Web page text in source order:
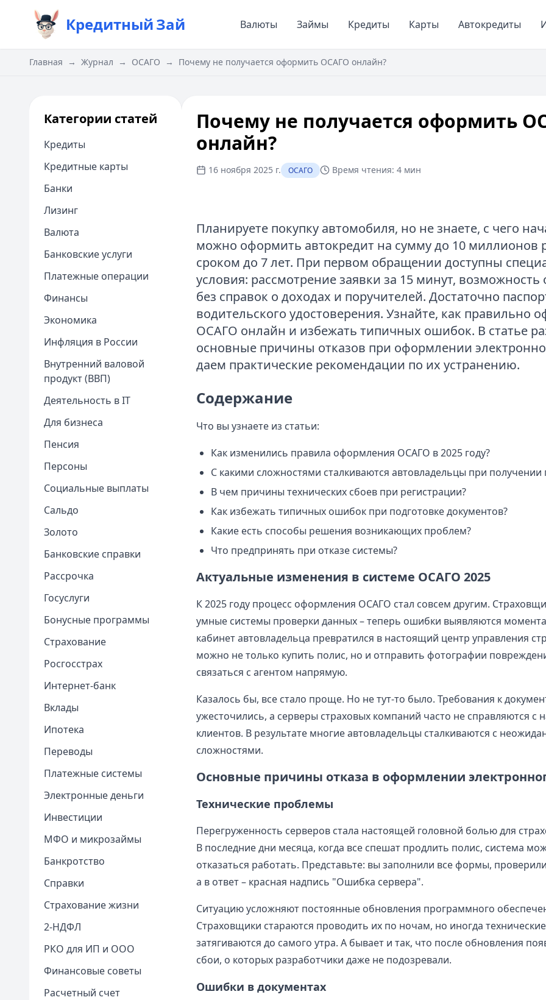
КредитныйЗай Валюты Займы Кредиты Карты Автокредиты
Главная → Журнал → ОСАГО → Почему не получается оформить ОСАГО онлайн?
Категории статей
Кредиты
Кредитные карты
Банки
Лизинг
Валюта
Банковские услуги
Платежные операции
Финансы
Экономика
Инфляция в России
Внутренний валовой
продукт (ВВП)
Деятельность в IT
Для бизнеса
Пенсия
Персоны
Социальные выплаты
Сальдо
Золото
Банковские справки
Рассрочка
Госуслуги
Бонусные программы
Страхование
Росгосстрах
Интернет-банк
Вклады
Ипотека
Переводы
Платежные системы
Электронные деньги
Инвестиции
МФО и микрозаймы
Банкротство
Справки
Страхование жизни
2-НДФЛ
РКО для ИП и ООО
Финансовые советы
Расчетный счет
Почему не получается оформить
онлайн?
16 ноября 2025 г. ОСАГО Время чтения: 4 мин
Планируете покупку автомобиля, но не знаете, с чего
можно оформить автокредит на сумму до 10 миллионов
сроком до 7 лет. При первом обращении доступны
условия: рассмотрение заявки за 15 минут,
без справок о доходах и поручителей. Достаточно
водительского удостоверения. Узнайте, как правильно
ОСАГО онлайн и избежать типичных ошибок. В статье
основные причины отказов при оформлении
даем практические рекомендации по их устранению.
Содержание
Что вы узнаете из статьи:
Как изменились правила оформления ОСАГО в 2025 году?
С какими сложностями сталкиваются автовладельцы при получении
В чем причины технических сбоев при регистрации?
Как избежать типичных ошибок при подготовке документов?
Какие есть способы решения возникающих проблем?
Что предпринять при отказе системы?
Актуальные изменения в системе ОСАГО 2025
К 2025 году процесс оформления ОСАГО стал совсем другим.
умные системы проверки данных – теперь ошибки выявляются
кабинет автовладельца превратился в настоящий центр управления
можно не только купить полис, но и отправить фотографии
связаться с агентом напрямую.
Казалось бы, все стало проще. Но не тут-то было. Требования к
ужесточились, а серверы страховых компаний часто не справляются с
клиентов. В результате многие автовладельцы сталкиваются с
сложностями.
Основные причины отказа в оформлении
Технические проблемы
Перегруженность серверов стала настоящей головной болью для
В последние дни месяца, когда все спешат продлить полис, система
отказаться работать. Представьте: вы заполнили все формы,
а в ответ – красная надпись "Ошибка сервера".
Ситуацию усложняют постоянные обновления программного
Страховщики стараются проводить их по ночам, но иногда
затягиваются до самого утра. А бывает и так, что после обновления
сбои, о которых разработчики даже не подозревали.
Ошибки в документах